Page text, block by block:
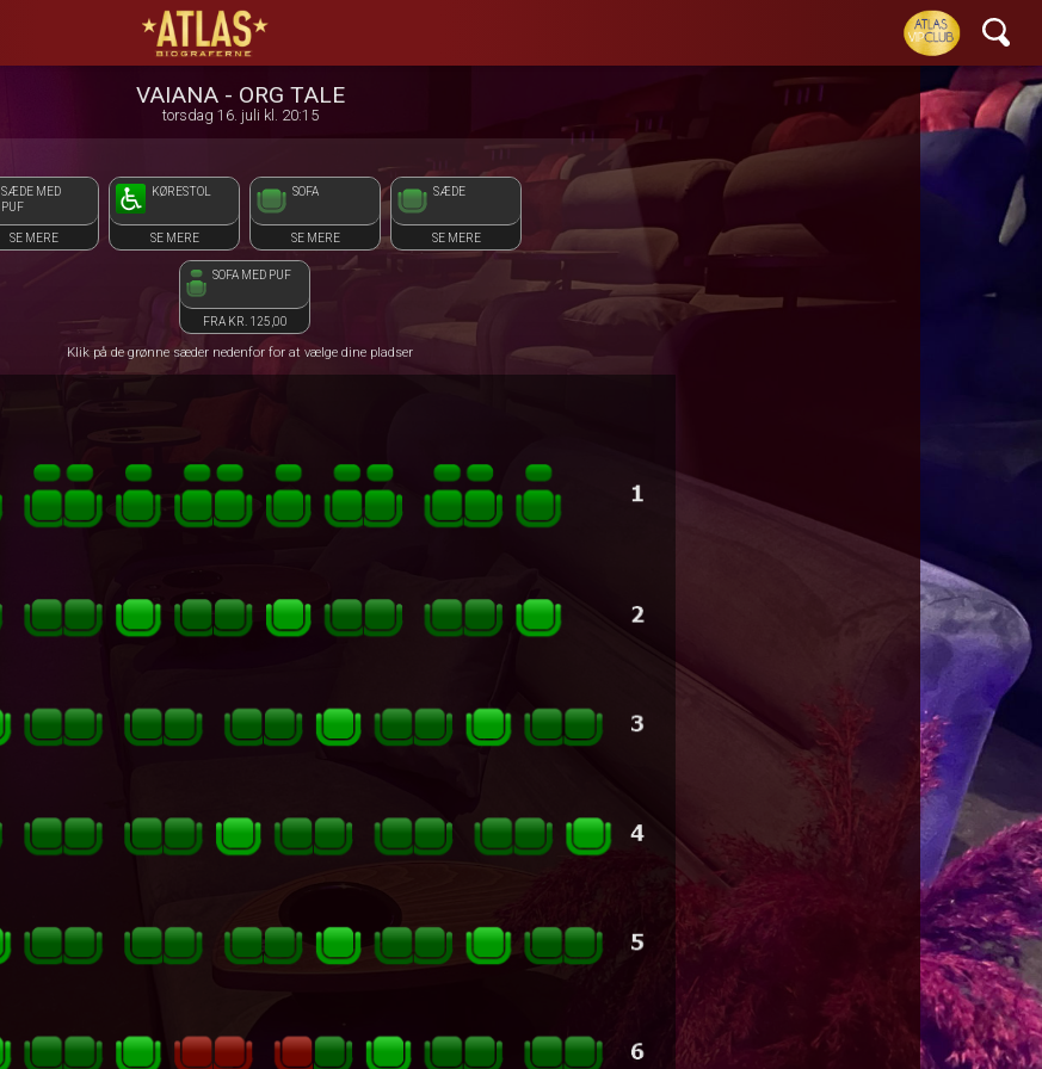
ATLAS Biograferne
VAIANA - ORG TALE
torsdag 16. juli kl. 20:15
SÆDE MED
PUF
SE MERE
KØRESTOL
SE MERE
SOFA
SE MERE
SÆDE
SE MERE
SOFA MED PUF
FRA KR. 125,00
Klik på de grønne sæder nedenfor for at vælge dine pladser
1step-front02 114556